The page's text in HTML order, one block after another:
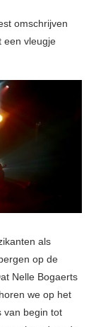
omschrijven
een vleugje
als
op de
Nelle Bogaerts
we op het
van begin tot